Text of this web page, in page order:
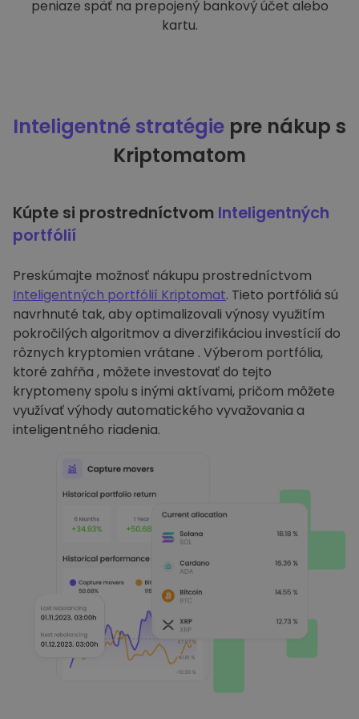
peniaze späť na prepojený bankový účet alebo
kartu.
Inteligentné stratégie pre nákup s
Kriptomatom
Kúpte si prostredníctvom Inteligentných
portfólií
Preskúmajte možnosť nákupu prostredníctvom
Inteligentných portfólií Kriptomat. Tieto portfóliá sú
navrhnuté tak, aby optimalizovali výnosy využitím
pokročilých algoritmov a diverzifikáciou investícií do
rôznych kryptomien vrátane . Výberom portfólia,
ktoré zahŕňa , môžete investovať do tejto
kryptomeny spolu s inými aktívami, pričom môžete
využívať výhody automatického vyvažovania a
inteligentného riadenia.